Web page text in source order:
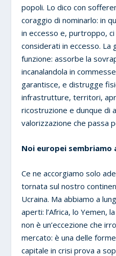
popoli. Lo dico con
coraggio di nominarlo: in
in eccesso e, purtroppo,
considerati in eccesso. La
funzione: assorbe la
incanalandola in
garantisce, e distrugge
infrastrutture, territori,
ricostruzione e dunque di
valorizzazione che passa
Noi europei sembriamo
Ce ne accorgiamo solo
tornata sul nostro
Ucraina. Ma abbiamo a
aperti: l’Africa, lo Yemen,
non è un’eccezione che
mercato: è una delle
capitale in crisi prova a